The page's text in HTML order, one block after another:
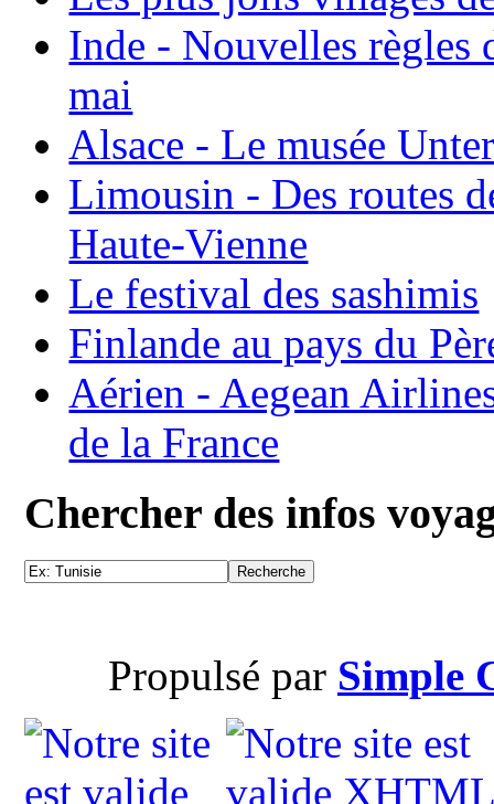
Inde - Nouvelles règles
mai
Alsace - Le musée
Limousin - Des routes
Haute-Vienne
Le festival des sashimis
Finlande au pays du
Aérien - Aegean
de la France
Chercher des infos
Propulsé par Simple